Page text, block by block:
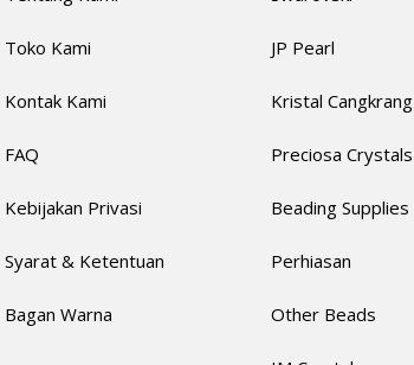
Toko Kami
Kontak Kami
FAQ
Kebijakan Privasi
Syarat & Ketentuan
Bagan Warna
JP Pearl
Kristal Cangkrang
Preciosa Crystals
Beading Supplies
Perhiasan
Other Beads